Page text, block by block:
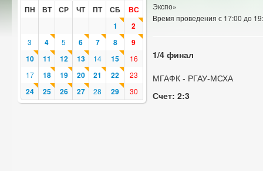
ПН ВТ СР ЧТ ПТ СБ
ВС
1
2
3 4 5 6 7 8
9
10
11 12 13 14 15
16
17
18 19 20 21 22 23
24 25 26 27 28 29 30
Экспо»
Время проведения с 17:00 до
1/4 финал
МГАФК - РГАУ-МСХА
Счет: 2:3